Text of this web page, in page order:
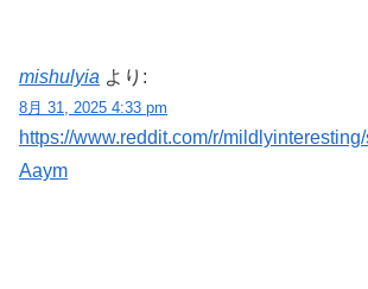
mishulyia より:
8月 31, 2025 4:33 pm
https://www.reddit.com/r/
Aaym